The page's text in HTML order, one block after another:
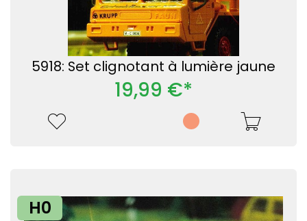
5918: Set clignotant à lumière jaune
19,99 €*
H0